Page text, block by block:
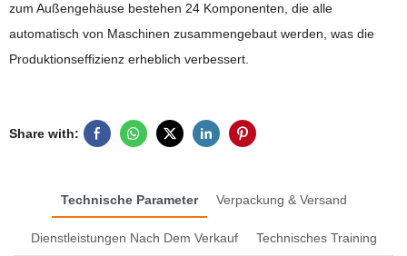
zum Außengehäuse bestehen 24 Komponenten, die alle
automatisch von Maschinen zusammengebaut werden, was die
Produktionseffizienz erheblich verbessert.
Share with:
Technische Parameter Verpackung & Versand
Dienstleistungen Nach Dem Verkauf Technisches Training